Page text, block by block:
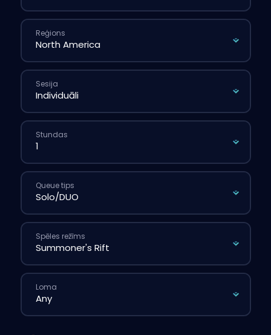
Reģions
Sesija
Stundas
Queue tips
Spēles režīms
Loma